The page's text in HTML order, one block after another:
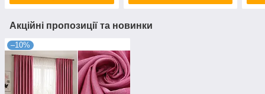
Акційні пропозиції та новинки
–10%